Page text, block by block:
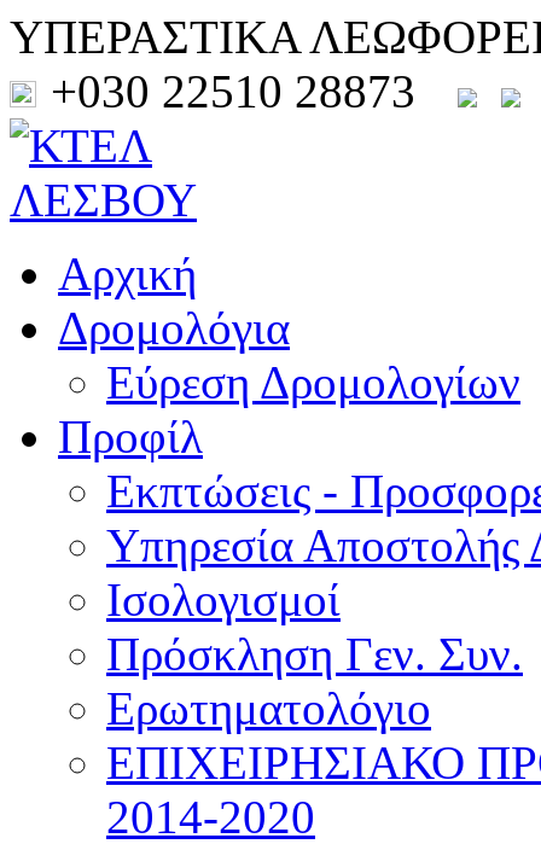
ΥΠΕΡΑΣΤΙΚΑ
+030 22510 28873
Αρχική
Δρομολόγια
Εύρεση Δρομολογίων
Προφίλ
Εκπτώσεις -
Υπηρεσία Αποστολής
Ισολογισμοί
Πρόσκληση Γεν. Συν.
Ερωτηματολόγιο
ΕΠΙΧΕΙΡΗΣΙΑΚΟ
2014-2020